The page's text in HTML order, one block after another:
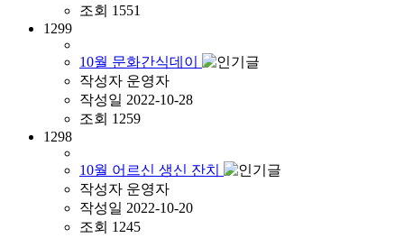
조회 1551
1299
10월 문화간식데이
작성자 운영자
작성일 2022-10-28
조회 1259
1298
10월 어르신 생신 잔치
작성자 운영자
작성일 2022-10-20
조회 1245